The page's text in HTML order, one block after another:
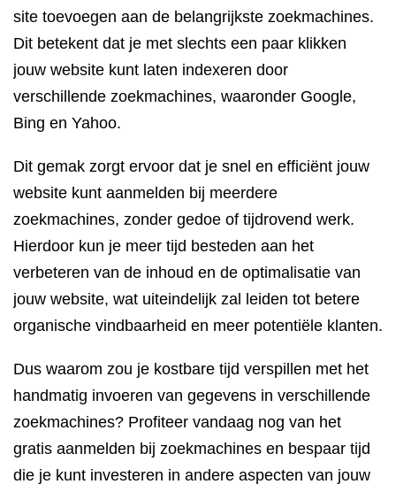
site toevoegen aan de belangrijkste zoekmachines.
Dit betekent dat je met slechts een paar klikken
jouw website kunt laten indexeren door
verschillende zoekmachines, waaronder Google,
Bing en Yahoo.
Dit gemak zorgt ervoor dat je snel en efficiënt jouw
website kunt aanmelden bij meerdere
zoekmachines, zonder gedoe of tijdrovend werk.
Hierdoor kun je meer tijd besteden aan het
verbeteren van de inhoud en de optimalisatie van
jouw website, wat uiteindelijk zal leiden tot betere
organische vindbaarheid en meer potentiële klanten.
Dus waarom zou je kostbare tijd verspillen met het
handmatig invoeren van gegevens in verschillende
zoekmachines? Profiteer vandaag nog van het
gratis aanmelden bij zoekmachines en bespaar tijd
die je kunt investeren in andere aspecten van jouw